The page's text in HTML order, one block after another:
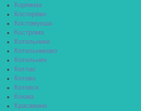
Коряжма
Костерёво
Костомукша
Кострома
Котельники
Котельниково
Котельнич
Котлас
Котово
Котовск
Кохма
Красавино